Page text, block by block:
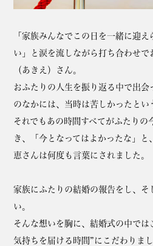
「家族みんなでこの日を一緒に迎
い」と涙を流しながら打ち合わせで
（あきえ）さん。
おふたりの人生を振り返る中で出
のなかには、当時は苦しかったとい
それでもあの時間すべてがふたり
き、「今となってはよかったな」
恵さんは何度も言葉にされました。
家族にふたりの結婚の報告をし、そ
い。
そんな想いを胸に、結婚式の中で
気持ちを届ける時間”にこだわりまし